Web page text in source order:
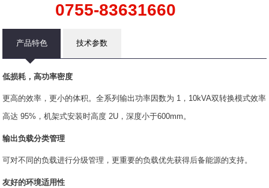
0755-83631660
产品特色 技术参数
低损耗，高功率密度
更高的效率，更小的体积。全系列输出功率因数为 1，10kVA双转换模式效率
高达 95%，机架式安装时高度 2U，深度小于600mm。
输出负载分类管理
可对不同的负载进行分级管理，更重要的负载优先获得后备能源的支持。
友好的环境适用性